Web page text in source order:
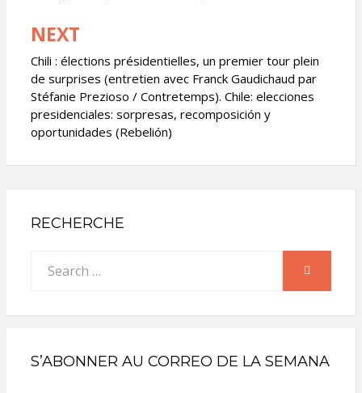
NEXT
Chili : élections présidentielles, un premier tour plein
de surprises (entretien avec Franck Gaudichaud par
Stéfanie Prezioso / Contretemps). Chile: elecciones
presidenciales: sorpresas, recomposición y
oportunidades (Rebelión)
RECHERCHE
for:
SEARCH
S’ABONNER AU CORREO DE LA SEMANA